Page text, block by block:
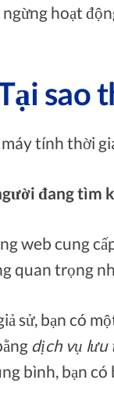
hoạt
sao
tính thời
đang tìm
web cung
quan trọng
sử, bạn có
dịch vụ
bình, bạn